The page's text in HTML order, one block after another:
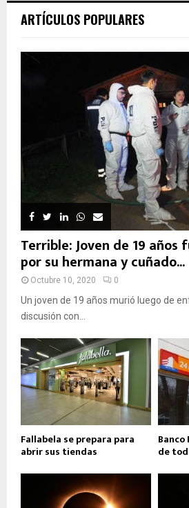
ARTÍCULOS POPULARES
Terrible: Joven de 19 años
por su hermana y cuñado...
Octubre 10, 2020 0
Un joven de 19 años murió luego de
discusión con...
Fallabela se prepara para
abrir sus tiendas de